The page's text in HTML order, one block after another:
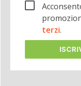
terzi.